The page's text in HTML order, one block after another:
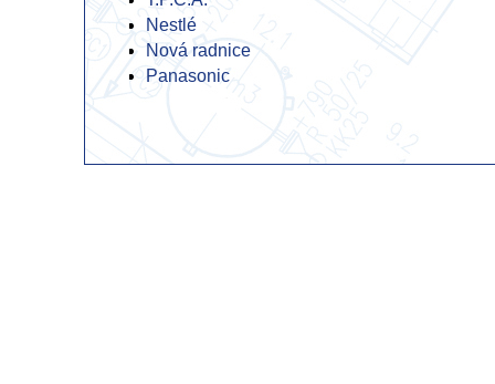
2002
2001
2000
1999
1997
1996
Nestlé
Nová radnice
Panasonic